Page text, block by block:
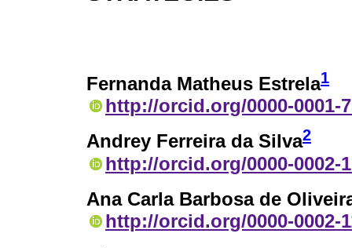
Fernanda Matheus Estrela1
http://orcid.org/0000-0001-
Andrey Ferreira da Silva2
http://orcid.org/0000-0002-
Ana Carla Barbosa de
http://orcid.org/0000-0002-